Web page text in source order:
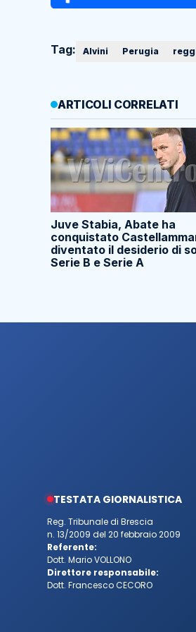
Tag: Alvini Perugia
ARTICOLI CORRELATI
Juve Stabia, Abate ha
conquistato
diventato il desiderio di
Serie B e Serie A
TESTATA GIORNALISTICA
Reg. Tribunale di Brescia
n. 13/2009 del 20 febbraio 2009
Referente:
Dott. Mario VOLLONO
Direttore responsabile:
Dott. Francesco CECORO